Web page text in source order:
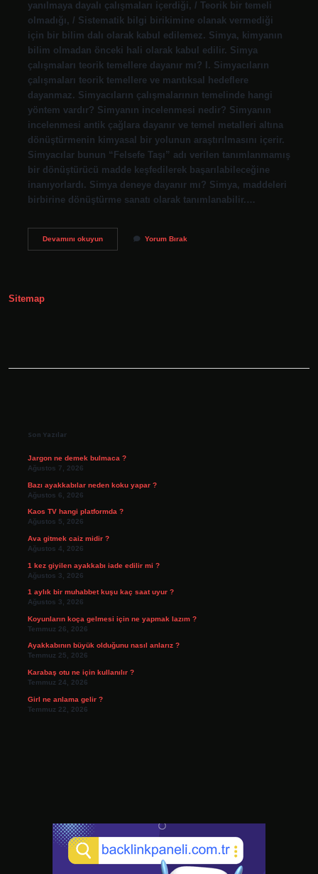
yanılmaya dayalı çalışmaları içerdiği, / Teorik bir temeli
olmadığı, / Sistematik bilgi birikimine olanak vermediği
için bir bilim dalı olarak kabul edilemez. Simya, kimyanın
bilim olmadan önceki hali olarak kabul edilir. Simya
çalışmaları teorik temellere dayanır mı? I. Simyacıların
çalışmaları teorik temellere ve mantıksal hedeflere
dayanmaz. Simyacıların çalışmalarının temelinde hangi
yöntem vardır? Simyanın incelenmesi nedir? Simyanın
incelenmesi antik çağlara dayanır ve temel metalleri altına
dönüştürmenin kimyasal bir yolunun araştırılmasını içerir.
Simyacılar bunun “Felsefe Taşı” adı verilen tanımlanmamış
bir dönüştürücü madde keşfedilerek başarılabileceğine
inanıyorlardı. Simya deneye dayanır mı? Simya, maddeleri
birbirine dönüştürme sanatı olarak tanımlanabilir.…
Devamını okuyunSimyacilarinYorum Bırak
Sitemap
Son Yazılar
Jargon ne demek bulmaca ?
Ağustos 7, 2026
Bazı ayakkabılar neden koku yapar ?
Ağustos 6, 2026
Kaos TV hangi platformda ?
Ağustos 5, 2026
Ava gitmek caiz midir ?
Ağustos 4, 2026
1 kez giyilen ayakkabı iade edilir mi ?
Ağustos 3, 2026
1 aylık bir muhabbet kuşu kaç saat uyur ?
Ağustos 3, 2026
Koyunların koça gelmesi için ne yapmak lazım ?
Temmuz 26, 2026
Ayakkabının büyük olduğunu nasıl anlarız ?
Temmuz 25, 2026
Karabaş otu ne için kullanılır ?
Temmuz 24, 2026
Girl ne anlama gelir ?
Temmuz 22, 2026